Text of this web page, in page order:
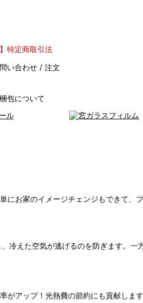
】特定商取引法
い合わせ / 注文
包について
にお家のイメージチェンジもできて、
冷えた空気が逃げるのを防ぎます。
がアップ！光熱費の節約にも貢献します